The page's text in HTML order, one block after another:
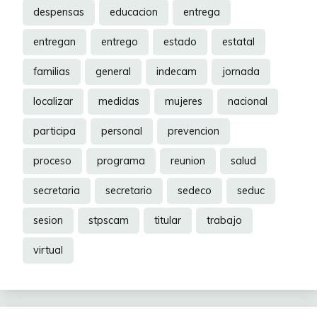
despensas educacion entrega
entregan entrego estado estatal
familias general indecam jornada
localizar medidas mujeres nacional
participa personal prevencion
proceso programa reunion salud
secretaria secretario sedeco seduc
sesion stpscam titular trabajo
virtual